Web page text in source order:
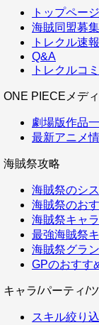
トップページ
海賊同盟募
トレクル速報
Q&A
トレクルコ
ONE PIECEメデ
劇場版作品
最新アニメ
海賊祭攻略
海賊祭のシ
海賊祭のお
海賊祭キャ
最強海賊祭
海賊祭グラ
GPのおすす
キャラ/パーティ/
スキル絞り